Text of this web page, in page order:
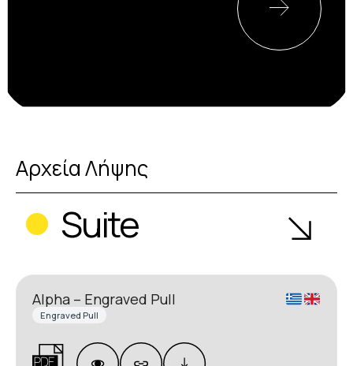
Αρχεία Λήψης
Suite
Alpha – Engraved Pull
Engraved Pull